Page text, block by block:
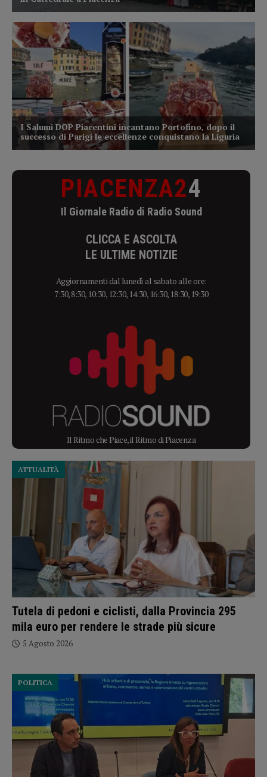
PIACENZA24
Il Giornale Radio di Radio Sound
CLICCA E ASCOLTA
LE ULTIME NOTIZIE
Aggiornamenti dal lunedì al sabato alle ore:
7:30, 8:30, 10:30, 12:30, 14:30, 16:30, 18:30, 19:30
Il Ritmo che Piace, il Ritmo di Piacenza
Tutela di pedoni e ciclisti, dalla Provincia 295
mila euro per rendere le strade più sicure
ATTUALITÀ
5 Agosto 2026
POLITICA